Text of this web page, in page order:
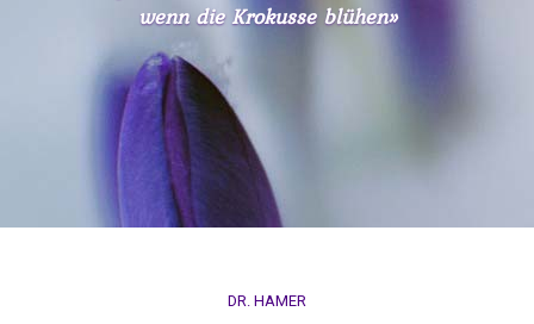
wenn die Krokusse blühen»
DR. HAMER